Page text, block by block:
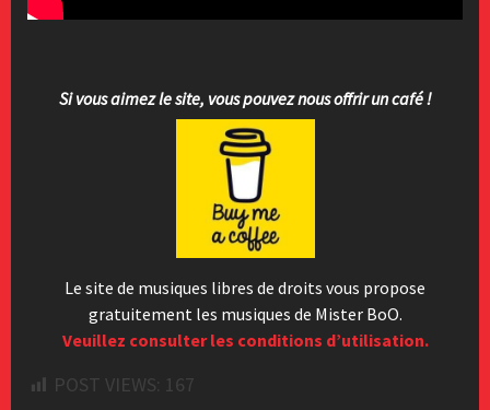
Si vous aimez le site, vous pouvez nous offrir un café !
Le site de musiques libres de droits vous propose
gratuitement les musiques de Mister BoO.
Veuillez consulter les conditions d’utilisation.
POST VIEWS: 167